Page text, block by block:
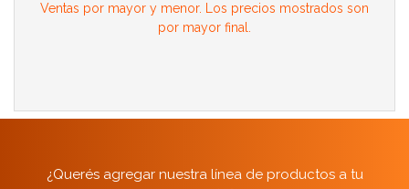
Ventas por mayor y menor. Los precios mostrados son
por mayor final.
¿Querés agregar nuestra línea de productos a tu